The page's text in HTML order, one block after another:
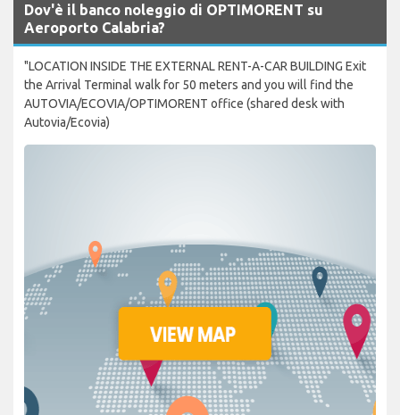
Dov'è il banco noleggio di OPTIMORENT su
Aeroporto Calabria?
"LOCATION INSIDE THE EXTERNAL RENT-A-CAR BUILDING Exit
the Arrival Terminal walk for 50 meters and you will find the
AUTOVIA/ECOVIA/OPTIMORENT office (shared desk with
Autovia/Ecovia)